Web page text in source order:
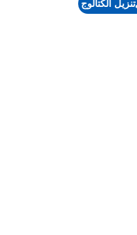
تنزيل الكتالوج